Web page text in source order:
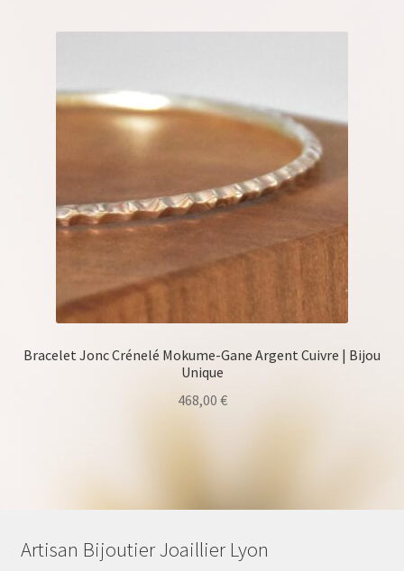
Bracelet Jonc Crénelé Mokume-Gane Argent Cuivre | Bijou
Unique
468,00 €
Artisan Bijoutier Joaillier Lyon